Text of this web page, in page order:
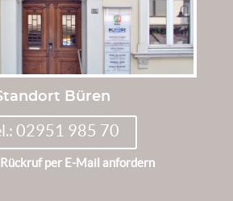
Büren
02951 985 70
per E-Mail anfordern